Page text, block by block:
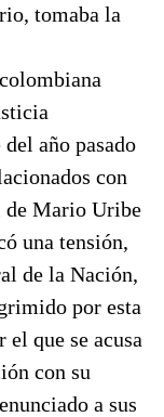
tomaba la
año pasado
con
de Mario Uribe
una tensión,
de la Nación,
por esta
que se acusa
con su
a sus